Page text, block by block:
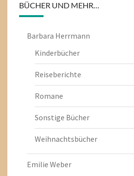
BÜCHER UND MEHR…
Barbara Herrmann
Kinderbücher
Reiseberichte
Romane
Sonstige Bücher
Weihnachtsbücher
Emilie Weber